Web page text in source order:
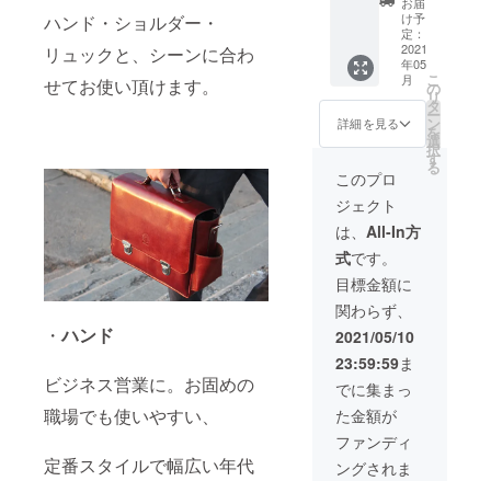
ハンド・ショルダー・
リュックと、シーンに合わ
せてお使い頂けます。
・ハンド
ビジネス営業に。お固めの
職場でも使いやすい、
定番スタイルで幅広い年代
0 OFF!
↓↓↓ ク
ラファ
ン限定
早割
￥64,80
-----------
-----
：ブ
ラック
クラ
ファン
限定 早
割
￥64,80
0(税込)
-----------
----- 一
般販売
予定価
格
￥76,78
0(税込)
↓↓↓ 個
数限
定
￥11,98
0 OFF!
↓↓↓ ク
ラファ
ン限定
早割
￥64,80
け予
定：
2021
年05
月
詳細を見る
こ
の
リ
タ
ー
ン
を
選
択
す
る
このプロ
ジェクト
は、 All-In方
式です。
目標金額に
関わらず、
2021/05/10
23:59:59ま
でに集まっ
た金額が
ファンディ
ングされま